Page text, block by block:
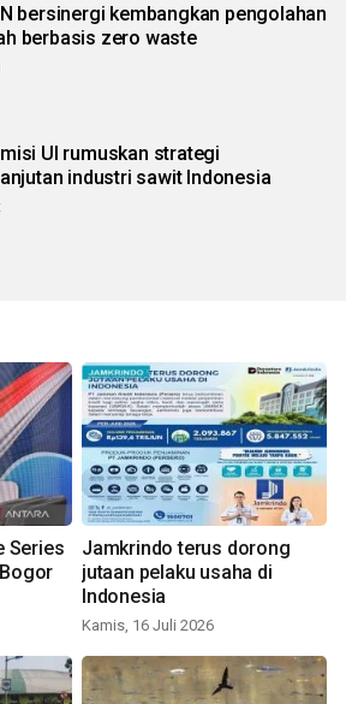
bersinergi kembangkan pengolahan
berbasis zero waste
UI rumuskan strategi
industri sawit Indonesia
Series
Jamkrindo terus dorong
jutaan pelaku usaha di
Indonesia
Kamis, 16 Juli 2026